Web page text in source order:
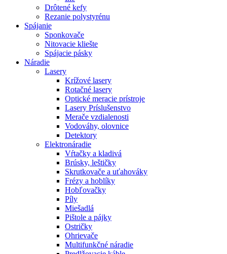
Drôtené kefy
Rezanie polystyrénu
Spájanie
Sponkovače
Nitovacie kliešte
Spájacie pásky
Náradie
Lasery
Krížové lasery
Rotačné lasery
Optické meracie prístroje
Lasery Príslušenstvo
Merače vzdialenosti
Vodováhy, olovnice
Detektory
Elektronáradie
Vŕtačky a kladivá
Brúsky, leštičky
Skrutkovače a uťahováky
Frézy a hoblíky
Hobľovačky
Píly
Miešadlá
Pištole a pájky
Ostričky
Ohrievače
Multifunkčné náradie